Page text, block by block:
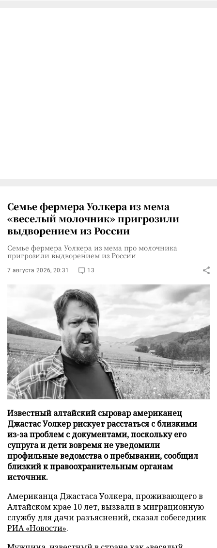
Семье фермера Уолкера из мема
«веселый молочник» пригрозили
выдворением из России
Семье фермера Уолкера из мема про молочника
пригрозили выдворением из России
7 августа 2026, 20:31 13
Известный алтайский сыровар американец
Джастас Уолкер рискует расстаться с близкими
из-за проблем с документами, поскольку его
супруга и дети вовремя не уведомили
профильные ведомства о пребывании, сообщил
близкий к правоохранительным органам
источник.
Американца Джастаса Уолкера, проживающего в
Алтайском крае 10 лет, вызвали в миграционную
службу для дачи разъяснений, сказал собеседник
РИА «Новости».